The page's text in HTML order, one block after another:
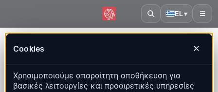
EL▾ ☰
Cookies ✕
Χρησιμοποιούμε απαραίτητη αποθήκευση για
βασικές λειτουργίες και προαιρετικές υπηρεσίες
Ζωντανός χάρτης, στατιστικά και πρόσφατα γεγονότα